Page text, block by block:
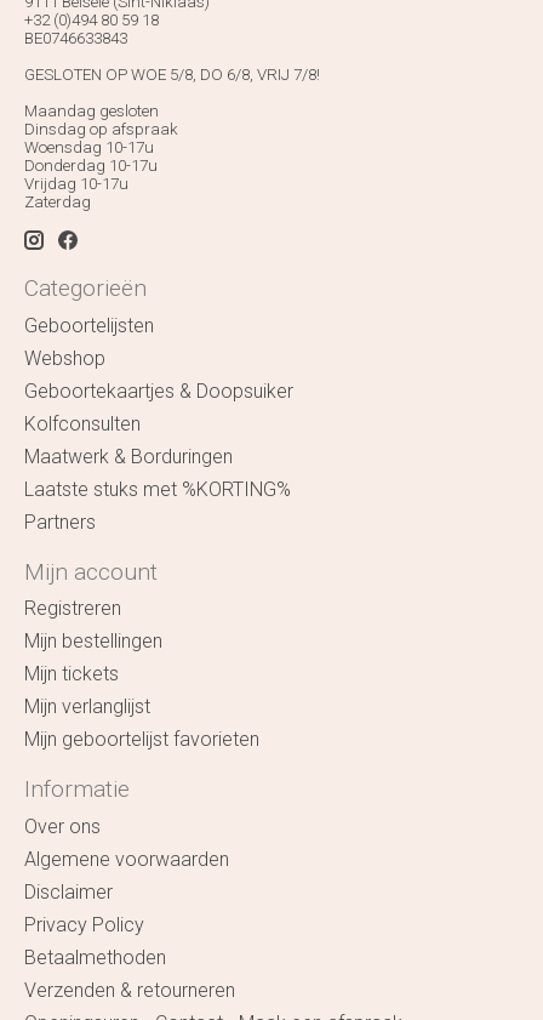
+32 (0)494 80 59 18
BE0746633843
GESLOTEN OP WOE 5/8, DO 6/8, VRIJ 7/8!
Maandag gesloten
Dinsdag op afspraak
Woensdag 10-17u
Donderdag 10-17u
Vrijdag 10-17u
Zaterdag
Categorieën
Geboortelijsten
Webshop
Geboortekaartjes & Doopsuiker
Kolfconsulten
Maatwerk & Borduringen
Laatste stuks met %KORTING%
Partners
Mijn account
Registreren
Mijn bestellingen
Mijn tickets
Mijn verlanglijst
Mijn geboortelijst favorieten
Informatie
Over ons
Algemene voorwaarden
Disclaimer
Privacy Policy
Betaalmethoden
Verzenden & retourneren